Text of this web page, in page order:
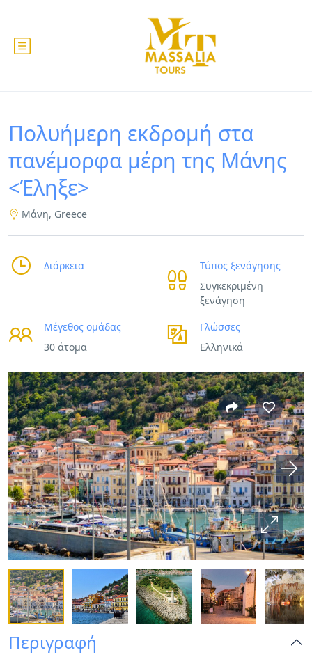
Πολυήμερη εκδρομή στα
πανέμορφα μέρη της Μάνης
<Έληξε>
Μάνη, Greece
Διάρκεια
Τύπος ξενάγησης
Συγκεκριμένη
ξενάγηση
Μέγεθος ομάδας
30 άτομα
Γλώσσες
Ελληνικά
Περιγραφή